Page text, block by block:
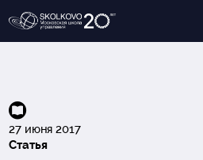
27 июня 2017
Статья